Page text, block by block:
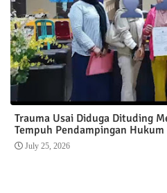
Trauma Usai Diduga Dituding
Tempuh Pendampingan Hukum
July 25, 2026